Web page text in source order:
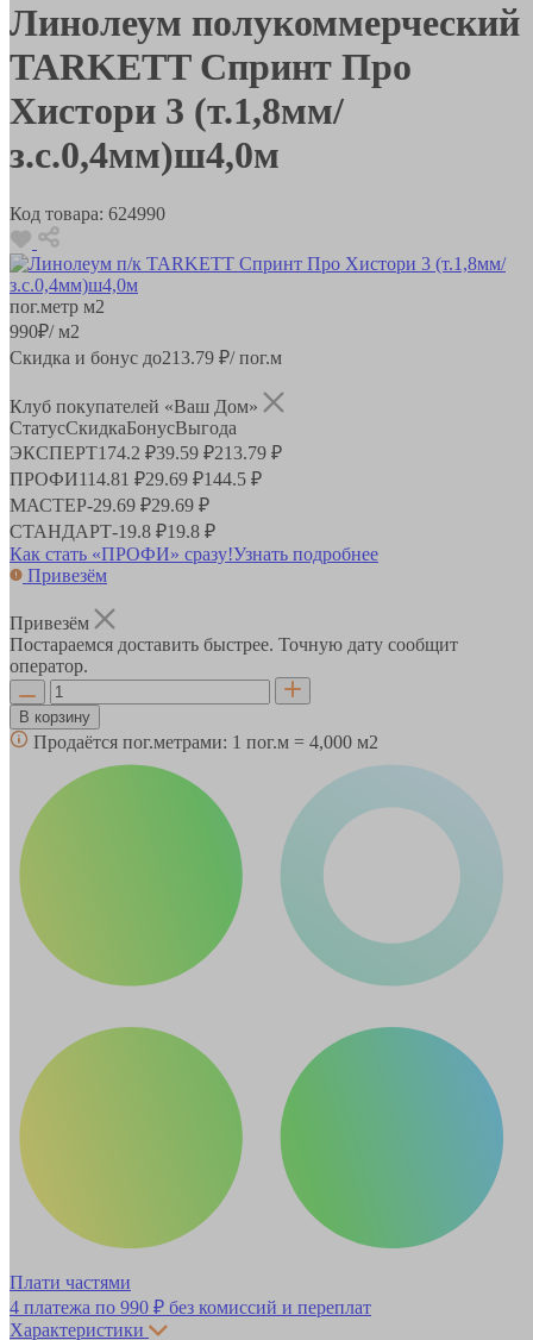
Линолеум полукоммерческий
TARKETT Спринт Про
Хистори 3 (т.1,8мм/
з.с.0,4мм)ш4,0м
Код товара: 624990
пог.метр м2
990₽/ м2
Скидка и бонус до213.79 ₽/ пог.м
Клуб покупателей «Ваш Дом»
СтатусСкидкаБонусВыгода
ЭКСПЕРТ174.2 ₽39.59 ₽213.79 ₽
ПРОФИ114.81 ₽29.69 ₽144.5 ₽
МАСТЕР-29.69 ₽29.69 ₽
СТАНДАРТ-19.8 ₽19.8 ₽
Как стать «ПРОФИ» сразу!Узнать подробнее
Привезём
Привезём
Постараемся доставить быстрее. Точную дату сообщит
оператор.
В корзину
Продаётся пог.метрами: 1 пог.м = 4,000 м2
Плати частями
4 платежа по 990 ₽ без комиссий и переплат
Характеристики